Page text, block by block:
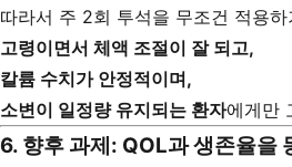
따라서 주 2회 투석을 무조건 적용하
고령이면서 체액 조절이 잘 되고,
칼륨 수치가 안정적이며,
소변이 일정량 유지되는 환자에게만
6. 향후 과제: QOL과 생존율을